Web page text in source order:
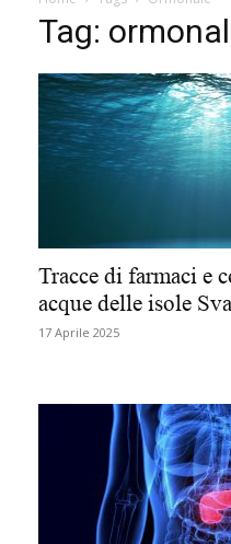
Tag:
Tracce di farmaci e
acque delle isole
17 Aprile 2025